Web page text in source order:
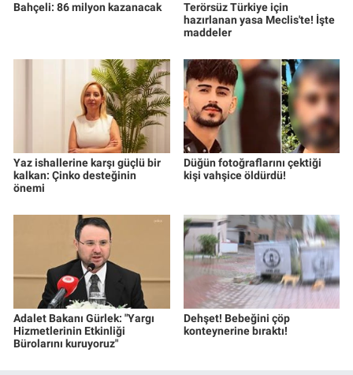
Bahçeli: 86 milyon kazanacak
Terörsüz Türkiye için
hazırlanan yasa Meclis'te! İşte
maddeler
Yaz ishallerine karşı güçlü bir
kalkan: Çinko desteğinin
önemi
Düğün fotoğraflarını çektiği
kişi vahşice öldürdü!
Adalet Bakanı Gürlek: "Yargı
Hizmetlerinin Etkinliği
Bürolarını kuruyoruz"
Dehşet! Bebeğini çöp
konteynerine bıraktı!